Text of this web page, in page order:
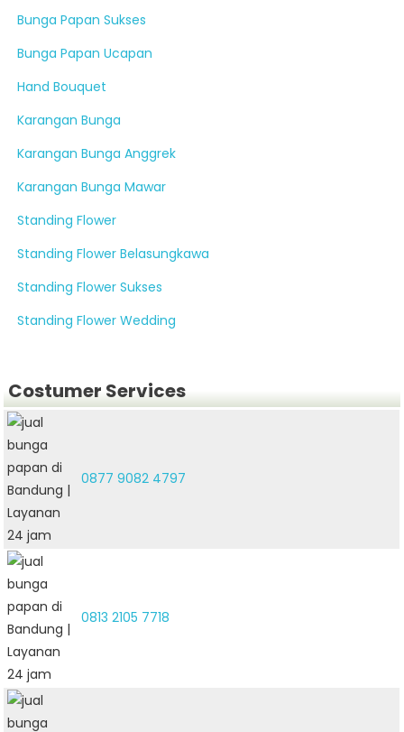
Bunga Papan Sukses
Bunga Papan Ucapan
Hand Bouquet
Karangan Bunga
Karangan Bunga Anggrek
Karangan Bunga Mawar
Standing Flower
Standing Flower Belasungkawa
Standing Flower Sukses
Standing Flower Wedding
Costumer Services
0877 9082 4797
0813 2105 7718